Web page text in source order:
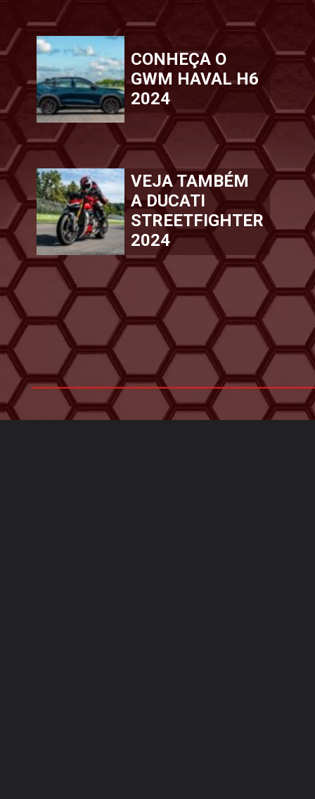
CONHEÇA O
GWM HAVAL H6
2024
VEJA TAMBÉM
A DUCATI
STREETFIGHTER
2024